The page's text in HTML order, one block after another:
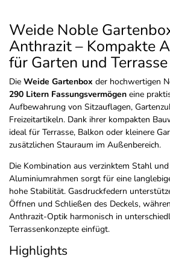
Weide Noble
Anthrazit – Kompakte
für Garten und Terrasse
Die Weide Gartenbox der hochwertigen
290 Litern Fassungsvermögen eine
Aufbewahrung von Sitzauflagen,
Freizeitartikeln. Dank ihrer kompakten
ideal für Terrasse, Balkon oder kleinere
zusätzlichen Stauraum im Außenbereich.
Die Kombination aus verzinktem Stahl
Aluminiumrahmen sorgt für eine
hohe Stabilität. Gasdruckfedern
Öffnen und Schließen des Deckels,
Anthrazit-Optik harmonisch in
Terrassenkonzepte einfügt.
Highlights